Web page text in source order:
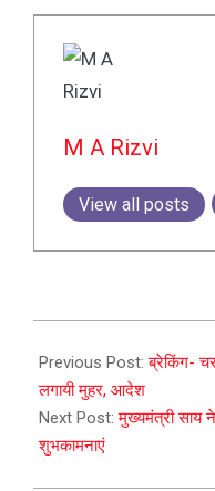
M A Rizvi
View all posts
12-
16
Previous Post:ब्रेकिंग-
लगायी मुहर, आदेश
Next Post:मुख्यमंत्री साय
शुभकामनाएं